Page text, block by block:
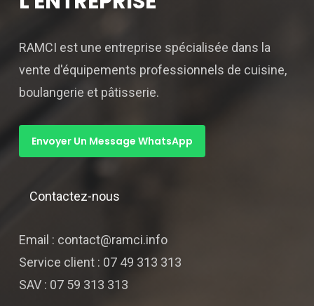
RAMCI est une entreprise spécialisée dans la
vente d'équipements professionnels de cuisine,
boulangerie et pâtisserie.
Envoyer Un Message WhatsApp
Contactez-nous
Email : contact@ramci.info
Service client : 07 49 313 313
SAV : 07 59 313 313